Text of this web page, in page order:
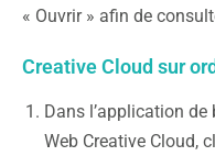
« Ouvrir » afin de
Creative Cloud sur
Dans l’application
Web Creative Cloud,